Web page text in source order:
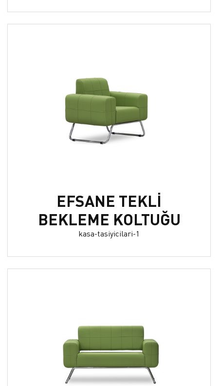
EFSANE TEKLİ
BEKLEME KOLTUĞU
kasa-tasiyicilari-1